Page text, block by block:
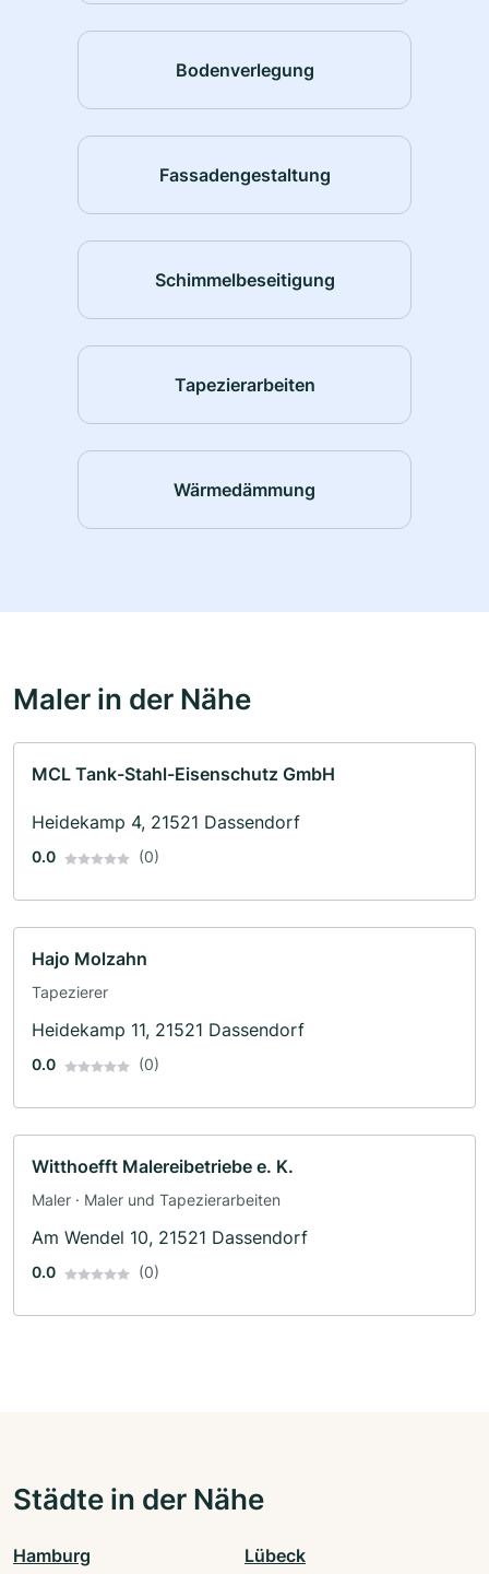
Bodenverlegung
Fassadengestaltung
Schimmelbeseitigung
Tapezierarbeiten
Wärmedämmung
Maler in der Nähe
MCL Tank-Stahl-Eisenschutz GmbH
Heidekamp 4, 21521 Dassendorf
0.0 (0)
Hajo Molzahn
Tapezierer
Heidekamp 11, 21521 Dassendorf
0.0 (0)
Witthoefft Malereibetriebe e. K.
Maler · Maler und Tapezierarbeiten
Am Wendel 10, 21521 Dassendorf
0.0 (0)
Städte in der Nähe
Hamburg Lübeck